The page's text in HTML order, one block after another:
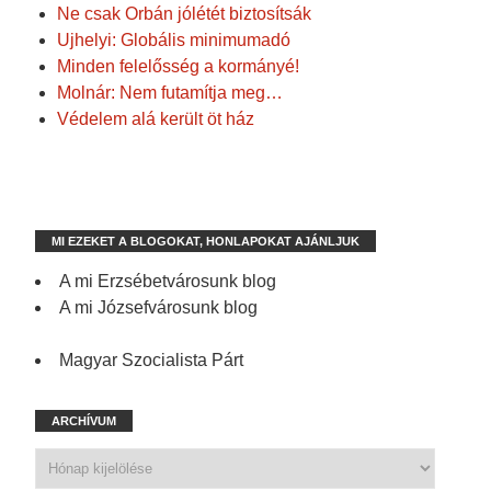
Ne csak Orbán jólétét biztosítsák
Ujhelyi: Globális minimumadó
Minden felelősség a kormányé!
Molnár: Nem futamítja meg…
Védelem alá került öt ház
MI EZEKET A BLOGOKAT, HONLAPOKAT AJÁNLJUK
A mi Erzsébetvárosunk blog
A mi Józsefvárosunk blog
Magyar Szocialista Párt
ARCHÍVUM